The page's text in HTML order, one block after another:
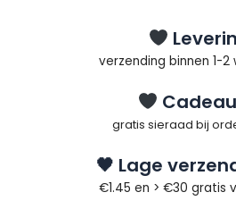
verzending binnen 1-2
gratis sieraad bij
🖤 Lage
€1.45 en > €30 gratis